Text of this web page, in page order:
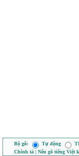
Bộ gõ: Tự động
Chính tả | Nếu gõ tiếng Việt